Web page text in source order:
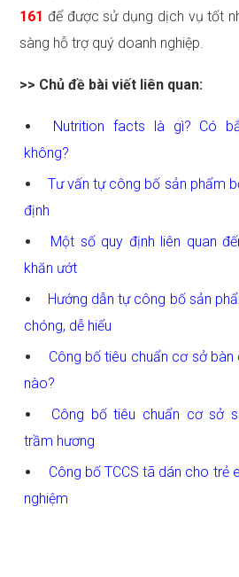
161 để được sử dụng dịch vụ tốt
sàng hỗ trợ quý doanh nghiệp.
>> Chủ đề bài viết liên quan:
Nutrition facts là gì? Có
không?
Tư vấn tự công bố sản phẩm
định
Một số quy định liên quan
khăn ướt
Hướng dẫn tự công bố sản
chóng, dễ hiểu
Công bố tiêu chuẩn cơ sở bàn
nào?
Công bố tiêu chuẩn cơ sở
trầm hương
Công bố TCCS tã dán cho trẻ
nghiệm